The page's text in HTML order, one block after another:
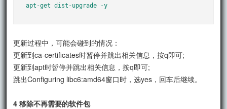
更新过程中，可能会碰到的情况：
更新到ca-certificates时暂停并跳出相关信息，按q即可;
更新到apt时暂停并跳出相关信息，按q即可;
跳出Configuring libc6:amd64窗口时，选yes，回车后继续。
4 移除不再需要的软件包